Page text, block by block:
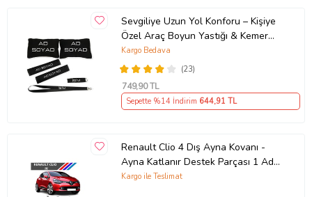
Sevgiliye Uzun Yol Konforu – Kişiye
Özel Araç Boyun Yastığı & Kemer
Pedi Hediye Seti
(23)
Kargo Bedava
749,90 TL
Sepette %14 İndirim 644,91 TL
Renault Clio 4 Dış Ayna Kovanı -
Ayna Katlanır Destek Parçası 1 Adet
490307706 M3625
Kargo ile Teslimat